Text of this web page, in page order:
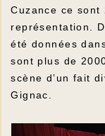
Cuzance ce
représentation.
été données
sont plus de
scène d’un fait
Gignac.